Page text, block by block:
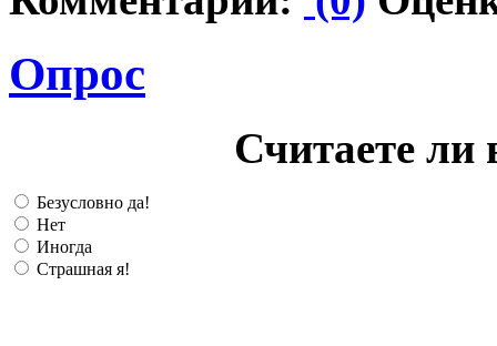
Опрос
Считаете ли
Безусловно да!
Нет
Иногда
Страшная я!